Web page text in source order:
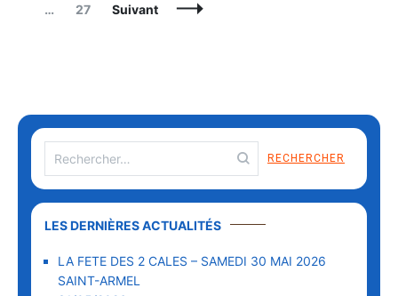
…
Page
27 Suivant
LES DERNIÈRES ACTUALITÉS
LA FETE DES 2 CALES – SAMEDI 30 MAI 2026
SAINT-ARMEL